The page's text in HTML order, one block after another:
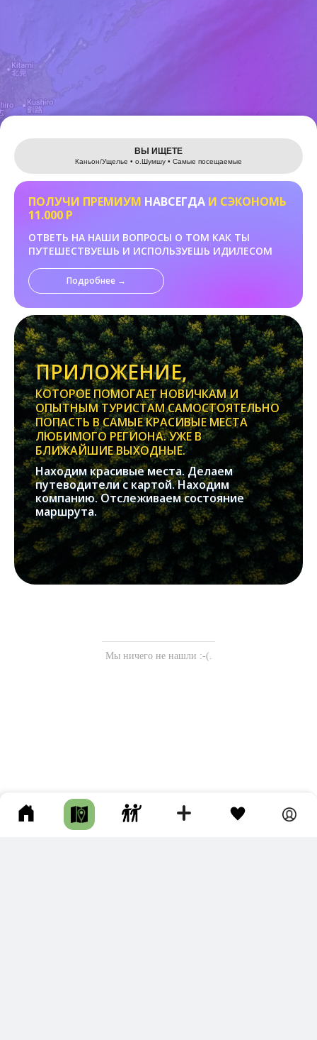
Leaflet
ВЫ ИЩЕТЕ
Каньон/Ущелье • о.Шумшу • Самые посещаемые
ПОЛУЧИ ПРЕМИУМ НАВСЕГДА И СЭКОНОМЬ
11.000 Р
ОТВЕТЬ НА НАШИ ВОПРОСЫ О ТОМ КАК ТЫ
ПУТЕШЕСТВУЕШЬ И ИСПОЛЬЗУЕШЬ ИДИЛЕСОМ
Подробнее →
ПРИЛОЖЕНИЕ,
КОТОРОЕ ПОМОГАЕТ НОВИЧКАМ И
ОПЫТНЫМ ТУРИСТАМ САМОСТОЯТЕЛЬНО
ПОПАСТЬ В САМЫЕ КРАСИВЫЕ МЕСТА
ЛЮБИМОГО РЕГИОНА. УЖЕ В
БЛИЖАЙШИЕ ВЫХОДНЫЕ.
Находим красивые места. Делаем
путеводители с картой. Находим
компанию. Отслеживаем состояние
маршрута.
Мы ничего не нашли :-(.